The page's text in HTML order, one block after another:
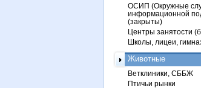
ОСИП (Окружные
информационной
(закрыты)
Центры занятости
Школы, лицеи,
Животные
Ветклиники, СББЖ
Птичьи рынки